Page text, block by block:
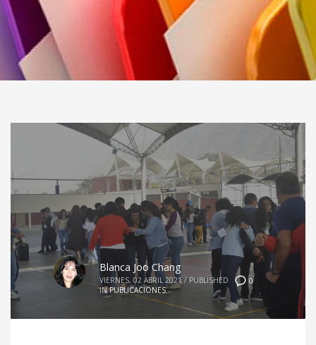
0
Blanca Joo Chang
VIERNES, 02 ABRIL 2021 / PUBLISHED
IN PUBLICACIONES